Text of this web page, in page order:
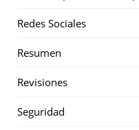
Redes Sociales
Resumen
Revisiones
Seguridad